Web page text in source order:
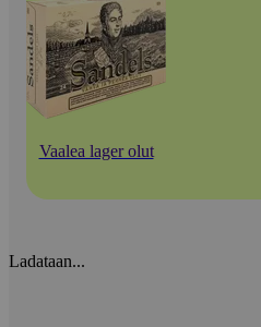
Vaalea lager olut
Ladataan...